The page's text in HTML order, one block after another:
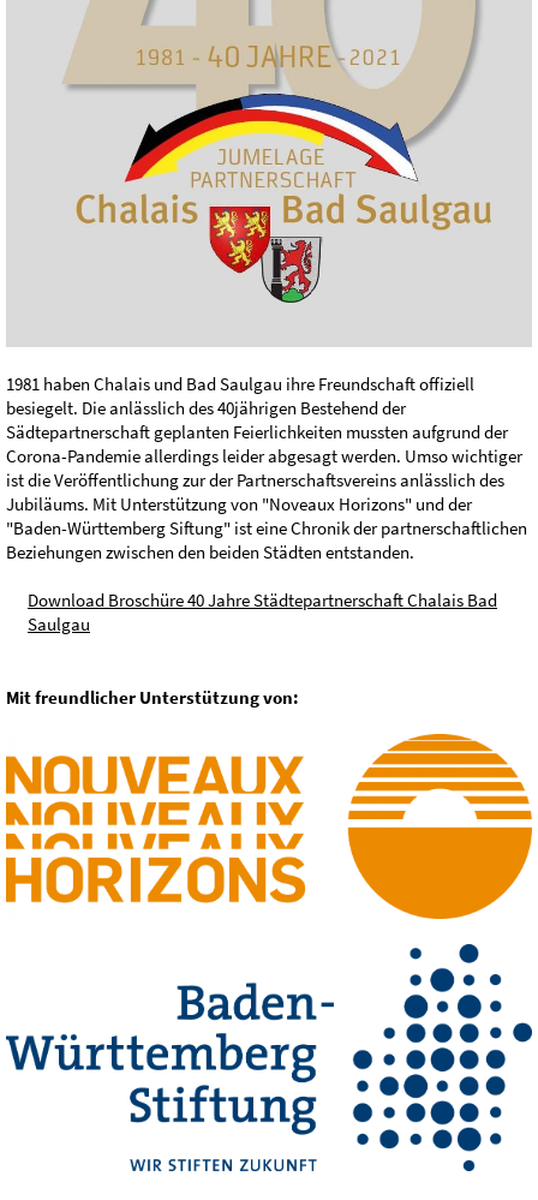
1981 haben Chalais und Bad Saulgau ihre Freundschaft offiziell
besiegelt. Die anlässlich des 40jährigen Bestehend der
Sädtepartnerschaft geplanten Feierlichkeiten mussten aufgrund der
Corona-Pandemie allerdings leider abgesagt werden. Umso wichtiger
ist die Veröffentlichung zur der Partnerschaftsvereins anlässlich des
Jubiläums. Mit Unterstützung von "Noveaux Horizons" und der
"Baden-Württemberg Siftung" ist eine Chronik der partnerschaftlichen
Beziehungen zwischen den beiden Städten entstanden.
Download Broschüre 40 Jahre Städtepartnerschaft Chalais Bad
Saulgau
Mit freundlicher Unterstützung von: